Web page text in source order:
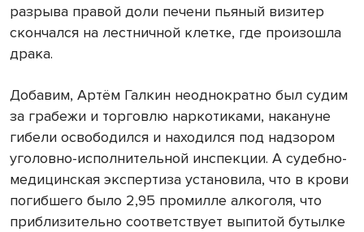
разрыва правой доли печени пьяный визитер
скончался на лестничной клетке, где произошла
драка.
Добавим, Артём Галкин неоднократно был судим
за грабежи и торговлю наркотиками, накануне
гибели освободился и находился под надзором
уголовно-исполнительной инспекции. А судебно-
медицинская экспертиза установила, что в крови
погибшего было 2,95 промилле алкоголя, что
приблизительно соответствует выпитой бутылке